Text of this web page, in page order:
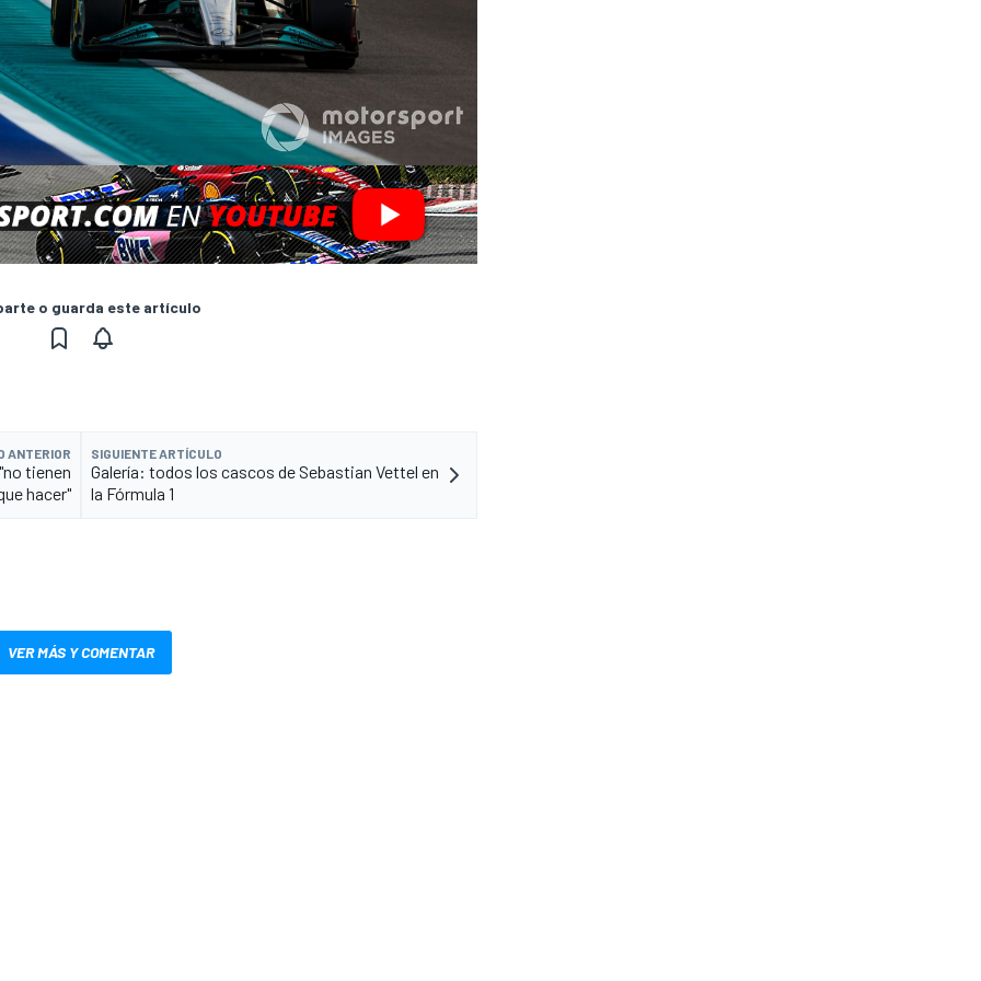
o guarda este artículo
ANTERIOR
tienen
hacer"
SIGUIENTE ARTÍCULO
Galería: todos los cascos de Sebastian Vettel en
la Fórmula 1
VER MÁS Y COMENTAR